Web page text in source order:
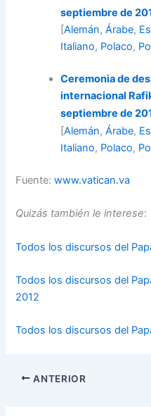
septiembre de
[Alemán,Árabe,
Italiano, Polaco,
Ceremonia de
internacional
septiembre de
[Alemán,Árabe,
Italiano, Polaco,
Fuente:www.vatican.va
Quizás también le interese:
Todos los discursos del
Todos los discursos del
2012
Todos los discursos del
ANTERIOR